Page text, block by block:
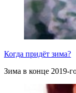
Когда придёт зима?
Зима в конце 2019-